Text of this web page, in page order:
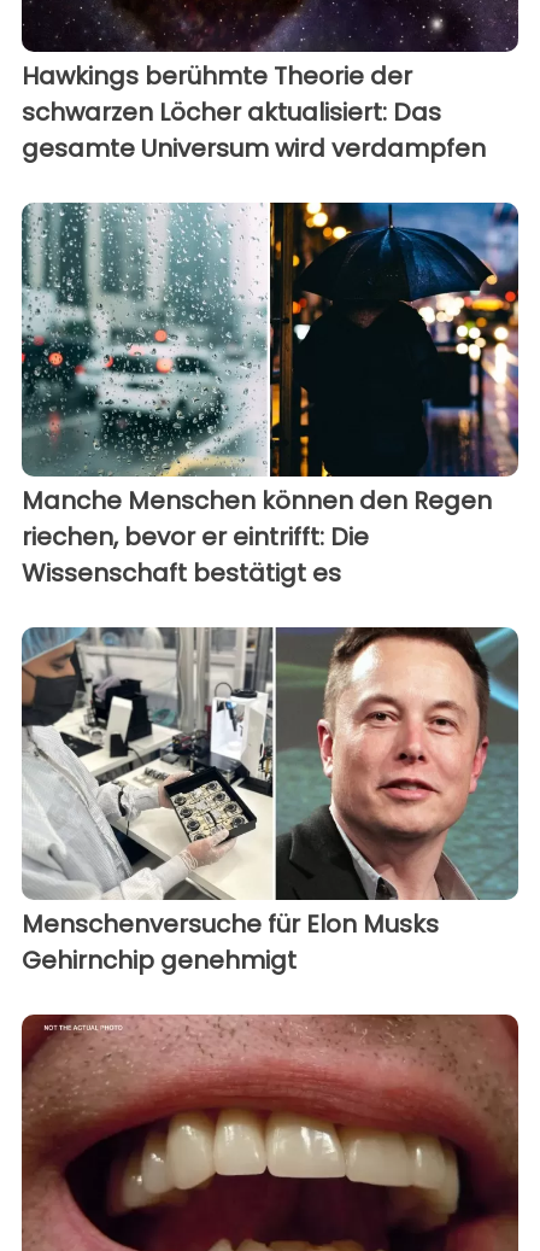
Hawkings berühmte Theorie der
schwarzen Löcher aktualisiert: Das
gesamte Universum wird verdampfen
Manche Menschen können den Regen
riechen, bevor er eintrifft: Die
Wissenschaft bestätigt es
Menschenversuche für Elon Musks
Gehirnchip genehmigt